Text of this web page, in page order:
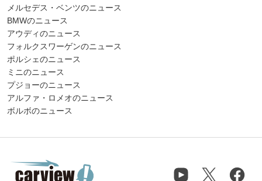
メルセデス・ベンツのニュース
BMWのニュース
アウディのニュース
フォルクスワーゲンのニュース
ポルシェのニュース
ミニのニュース
プジョーのニュース
アルファ・ロメオのニュース
ボルボのニュース